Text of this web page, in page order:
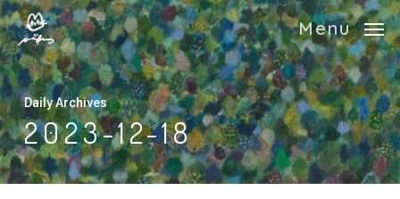
Skip
to
main
content
Menu
Daily Archives
2023-12-18